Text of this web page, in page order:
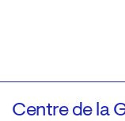
Centre de la